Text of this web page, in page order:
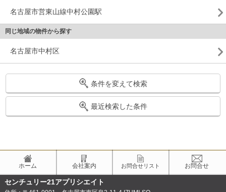
名古屋市営東山線中村公園駅
同じ地域の物件から探す
名古屋市中村区
条件を変えて検索
最近検索した条件
ホーム 会社案内 お問合せリスト お問合せ
センチュリー21アプリシエイト